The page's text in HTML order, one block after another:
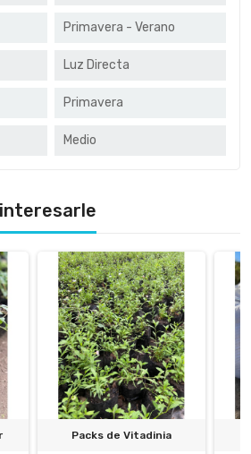
Primavera - Verano
Luz Directa
Primavera
Medio
Packs de Vitadinia